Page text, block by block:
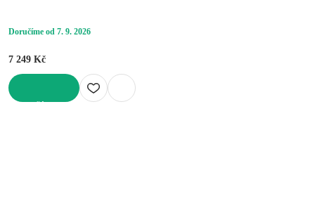
Doručíme od 7. 9. 2026
7 249 Kč